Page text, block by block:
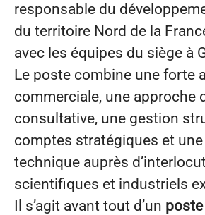
responsable du
du territoire Nord de la
avec les équipes du siège à
Le poste combine une forte
commerciale, une approche
consultative, une gestion
comptes stratégiques et
technique auprès
scientifiques et industriels
Il s’agit avant tout d’un